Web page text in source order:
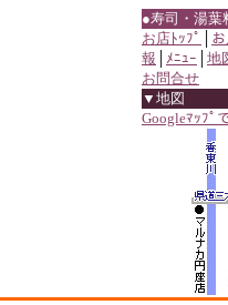
●寿司・湯
お店ﾄｯﾌﾟ
報
ﾒﾆｭｰ
地
お問合せ
▼地図
Googleﾏｯﾌﾟ